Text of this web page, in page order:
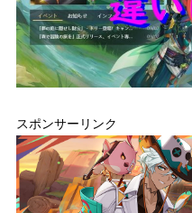
スポンサーリンク